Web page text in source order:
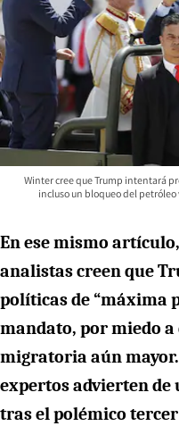
Winter cree que Trump intentará
incluso un bloqueo del petróleo
En ese mismo
analistas creen que
políticas de “máxima
mandato, por miedo
migratoria aún mayor.
expertos advierten
tras el polémico